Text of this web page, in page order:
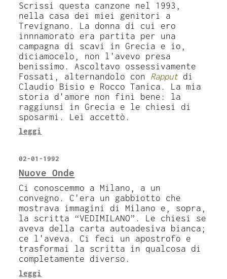
Scrissi questa canzone nel 1993,
nella casa dei miei genitori a
Trevignano. La donna di cui ero
innnamorato era partita per una
campagna di scavi in Grecia e io,
diciamocelo, non l'avevo presa
benissimo. Ascoltavo ossessivamente
Fossati, alternandolo con Rapputdi
Claudio Bisio e Rocco Tanica. La mia
storia d'amore non finì bene: la
raggiunsi in Grecia e le chiesi di
sposarmi. Lei accettò.
leggi
02-01-1992
Nuove Onde
Ci conoscemmo a Milano, a un
convegno. C'era un gabbiotto che
mostrava immagini di Milano e, sopra,
la scritta “VEDIMILANO”. Le chiesi se
aveva della carta autoadesiva bianca;
ce l'aveva. Ci feci un apostrofo e
trasformai la scritta in qualcosa di
completamente diverso.
leggi